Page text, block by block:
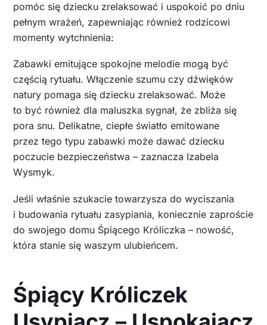
pomóc się dziecku zrelaksować i uspokoić po dniu
pełnym wrażeń, zapewniając również rodzicowi
momenty wytchnienia:
Zabawki emitujące spokojne melodie mogą być
częścią rytuału. Włączenie szumu czy dźwięków
natury pomaga się dziecku zrelaksować. Może
to być również dla maluszka sygnał, że zbliża się
pora snu. Delikatne, ciepłe światło emitowane
przez tego typu zabawki może dawać dziecku
poczucie bezpieczeństwa – zaznacza Izabela
Wysmyk.
Jeśli właśnie szukacie towarzysza do wyciszania
i budowania rytuału zasypiania, koniecznie zaproście
do swojego domu Śpiącego Króliczka – nowość,
która stanie się waszym ulubieńcem.
Śpiący Króliczek